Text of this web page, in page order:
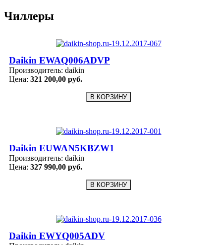
Чиллеры
Daikin EWAQ006ADVP
Производитель: daikin
Цена: 321 200,00 руб.
Daikin EUWAN5KBZW1
Производитель: daikin
Цена: 327 990,00 руб.
Daikin EWYQ005ADV